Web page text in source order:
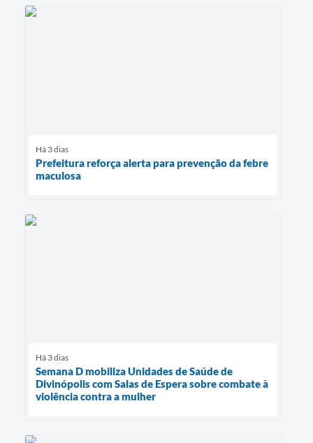
Há 3 dias
Prefeitura reforça alerta para prevenção da febre
maculosa
Há 3 dias
Semana D mobiliza Unidades de Saúde de
Divinópolis com Salas de Espera sobre combate à
violência contra a mulher